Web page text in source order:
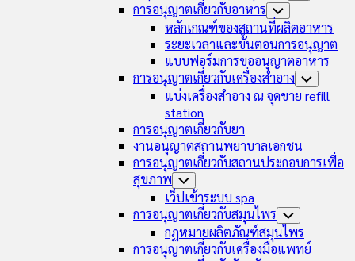
การอนุญาตเกี่ยวกับอาหาร Toggle
Child
Menu
หลักเกณฑ์ของสถานที่ผลิตอาหาร
ระยะเวลาและขั้นตอนการอนุญาต
แบบฟอร์มการขออนุญาตอาหาร
การอนุญาตเกี่ยวกับเครื่องสำอาง Toggle
Child
Menu
แบ่งเครื่องสำอาง ณ จุดขาย refill
station
การอนุญาตเกี่ยวกับยา
งานอนุญาตสถานพยาบาลเอกชน
การอนุญาตเกี่ยวกับสถานประกอบการเพื่อ
สุขภาพ Toggle
Child
Menu
เว็ปเข้าระบบ spa
การอนุญาตเกี่ยวกับสมุนไพร Toggle
Child
Menu
กฏหมายผลิตภัณฑ์สมุนไพร
การอนุญาตเกี่ยวกับเครื่องมือแพทย์